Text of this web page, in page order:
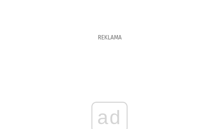
REKLAMA
ad